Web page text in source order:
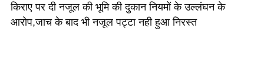
किराए पर दी नजूल की भूमि की दुकान नियमों के उल्लंघन के
आरोप,जाच के बाद भी नजूल पट्टा नही हुआ निरस्त